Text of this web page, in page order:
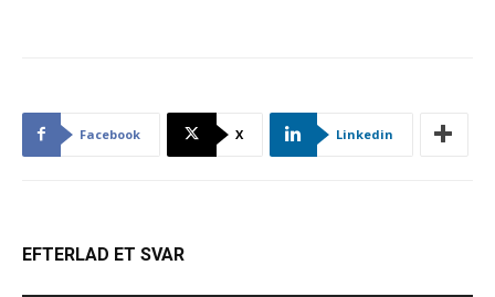
Facebook X Linkedin
EFTERLAD ET SVAR